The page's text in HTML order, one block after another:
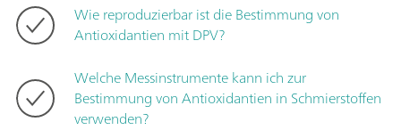
Wie reproduzierbar ist die Bestimmung von
Antioxidantien mit DPV?
Welche Messinstrumente kann ich zur
Bestimmung von Antioxidantien in Schmierstoffen
verwenden?